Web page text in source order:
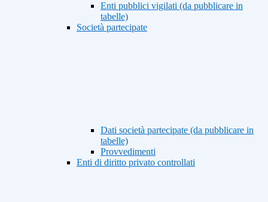
Enti pubblici vigilati (da pubblicare in
tabelle)
Società partecipate
Dati società partecipate (da pubblicare in
tabelle)
Provvedimenti
Enti di diritto privato controllati